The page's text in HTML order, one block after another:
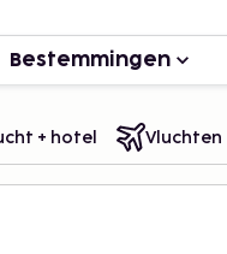
Bestemmingen
+ hotel Vluchten